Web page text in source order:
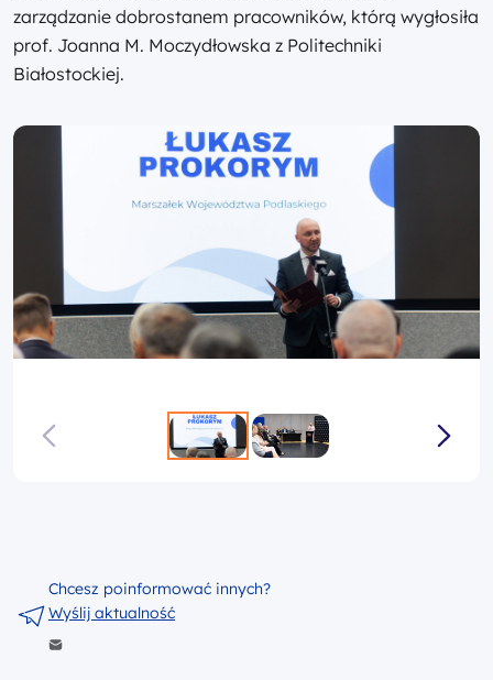
zarządzanie dobrostanem pracowników, którą wygłosiła
prof. Joanna M. Moczydłowska z Politechniki
Białostockiej.
Chcesz poinformować innych?
Wyślij aktualność